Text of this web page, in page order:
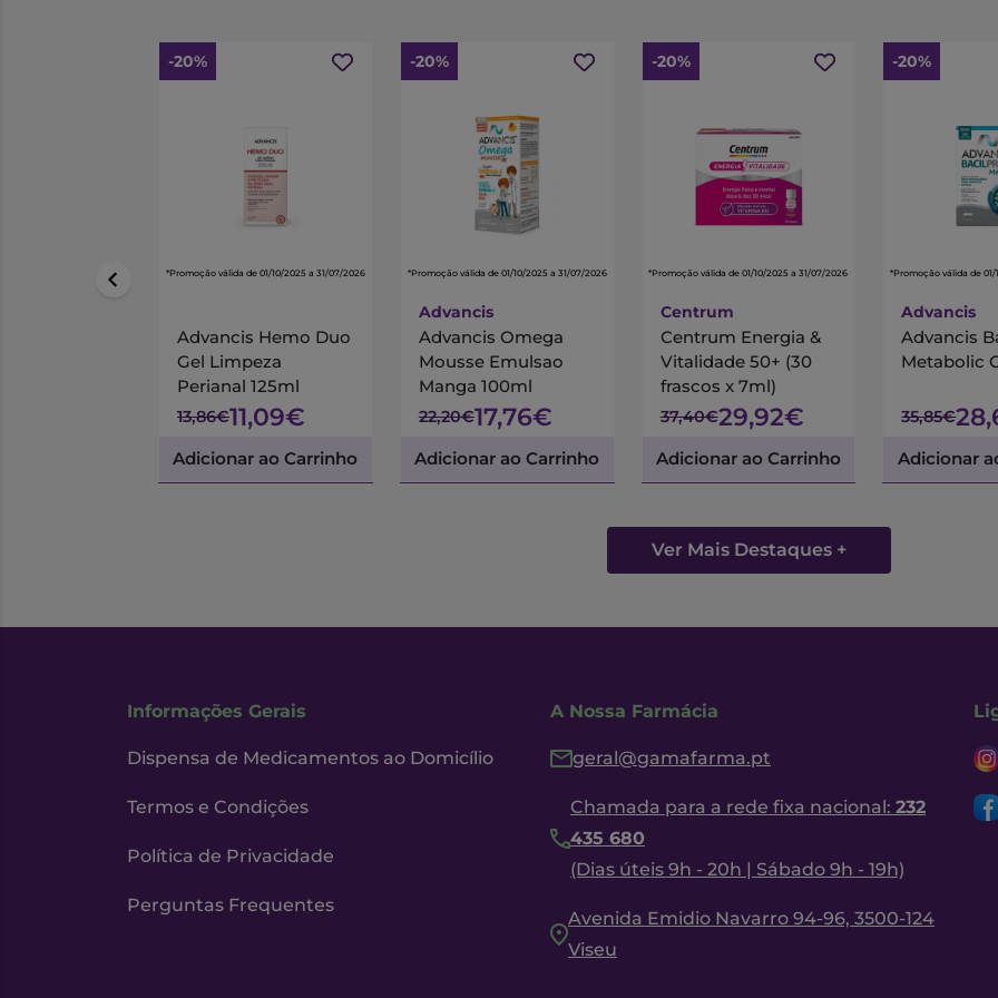
-20%
*Promoção válida de 01/10/2025 a 31/07/2026
Advancis Hemo Duo
Gel Limpeza
Perianal 125ml
13,86€11,09€
Adicionar ao Carrinho
-20%
*Promoção válida de 01/10/2025 a 31/07/2026
Advancis
Advancis Omega
Mousse Emulsao
Manga 100ml
22,20€17,76€
Adicionar ao Carrinho
-20%
*Promoção válida de 01/10/2025 a 31/07/2026
Centrum
Centrum Energia &
Vitalidade 50+ (30
frascos x 7ml)
37,40€29,92€
Adicionar ao Carrinho
-20%
*Promoção válida de
Advancis
Advancis
Metabolic
35,85€
Adicionar
Ver Mais Destaques +
Informações Gerais
Dispensa de Medicamentos ao Domicílio
Termos e Condições
Política de Privacidade
Perguntas Frequentes
A Nossa Farmácia
geral@gamafarma.pt
Chamada para a rede fixa nacional: 232
435 680
(Dias úteis 9h - 20h | Sábado 9h - 19h)
Avenida Emidio Navarro 94-96, 3500-124
Viseu